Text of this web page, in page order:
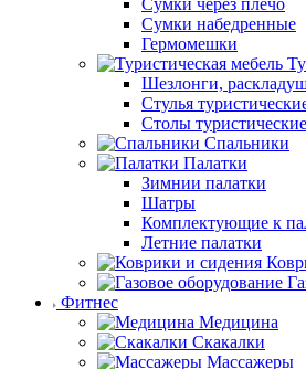
Сумки через плечо
Сумки набедренные
Гермомешки
Шезлонги,
Стулья
Столы туристические
Спальники
Палатки
Зимнии палатки
Шатры
Комплектующие к
Летние палатки
Фитнес
Медицина
Скакалки
Массажеры